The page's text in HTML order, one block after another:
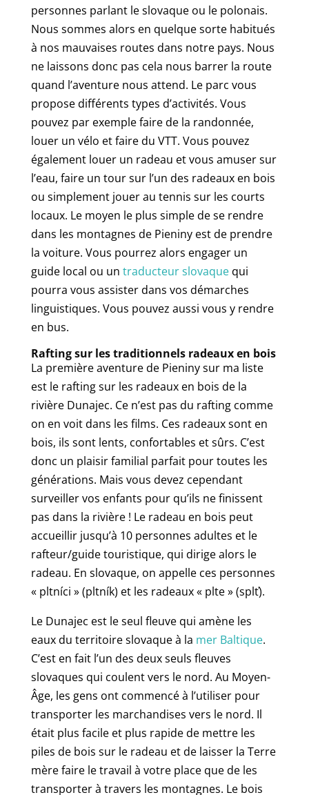
personnes parlant le slovaque ou le polonais.
Nous sommes alors en quelque sorte habitués
à nos mauvaises routes dans notre pays. Nous
ne laissons donc pas cela nous barrer la route
quand l’aventure nous attend. Le parc vous
propose différents types d’activités. Vous
pouvez par exemple faire de la randonnée,
louer un vélo et faire du VTT. Vous pouvez
également louer un radeau et vous amuser sur
l’eau, faire un tour sur l’un des radeaux en bois
ou simplement jouer au tennis sur les courts
locaux. Le moyen le plus simple de se rendre
dans les montagnes de Pieniny est de prendre
la voiture. Vous pourrez alors engager un
guide local ou un traducteur slovaquequi
pourra vous assister dans vos démarches
linguistiques. Vous pouvez aussi vous y rendre
en bus.
Rafting sur les traditionnels radeaux en bois
La première aventure de Pieniny sur ma liste
est le rafting sur les radeaux en bois de la
rivière Dunajec. Ce n’est pas du rafting comme
on en voit dans les films. Ces radeaux sont en
bois, ils sont lents, confortables et sûrs. C’est
donc un plaisir familial parfait pour toutes les
générations. Mais vous devez cependant
surveiller vos enfants pour qu’ils ne finissent
pas dans la rivière ! Le radeau en bois peut
accueillir jusqu’à 10 personnes adultes et le
rafteur/guide touristique, qui dirige alors le
radeau. En slovaque, on appelle ces personnes
« pltníci » (pltník) et les radeaux « plte » (splť).
Le Dunajec est le seul fleuve qui amène les
eaux du territoire slovaque à la mer Baltique.
C’est en fait l’un des deux seuls fleuves
slovaques qui coulent vers le nord. Au Moyen-
Âge, les gens ont commencé à l’utiliser pour
transporter les marchandises vers le nord. Il
était plus facile et plus rapide de mettre les
piles de bois sur le radeau et de laisser la Terre
mère faire le travail à votre place que de les
transporter à travers les montagnes. Le bois